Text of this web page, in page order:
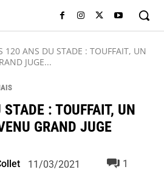
120 ANS DU STADE : TOUFFAIT, UN
JUGE...
: TOUFFAIT, UN
GRAND JUGE
11/03/2021
1